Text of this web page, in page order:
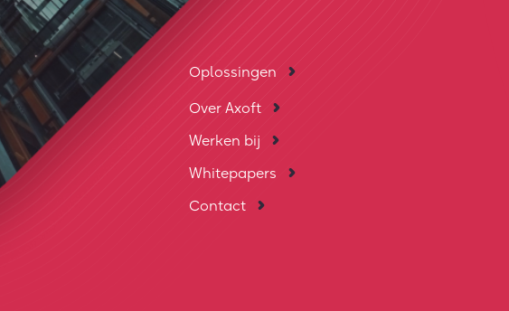
Oplossingen
Over Axoft
Werken bij
Whitepapers
Contact